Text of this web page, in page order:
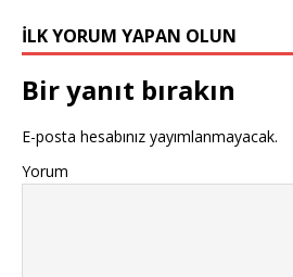
İLK YORUM YAPAN OLUN
Bir yanıt bırakın
E-posta hesabınız yayımlanmayacak.
Yorum